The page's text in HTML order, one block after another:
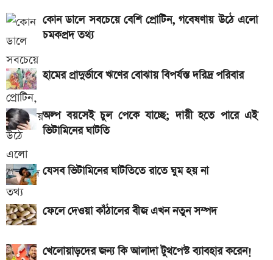
Hero Xtreme 125R V2 বাইকটি কবে আসবে
বাংলাদেশে ও দাম কত
আজকের স্বর্ণের বাজারদর: ০৭ আগস্ট ২০২৬
দেশের বাজারে আজ ১৮, ২১ ও ২২ ক্যারেট একভরি সোনার
দাম
Bajaj Pulsar N160 S ও N160 SS লঞ্চ, থাকছে ৪-
ভালভ ইঞ্জিন ও TFT ডিসপ্লে
iQOO Z11-এ থাকছে ৬.৮৩ ইঞ্চির কার্ভড AMOLED
ডিসপ্লে, থাকছে সরু ফ্রেম
২০২৬ সালের প্রথম পূর্ণগ্রাস সূর্যগ্রহণ কবে, কোথা থেকে দেখা
কোন ডালে সবচেয়ে বেশি প্রোটিন, গবেষণায় উঠে এলো
চমকপ্রদ তথ্য
হামের প্রাদুর্ভাবে ঋণের বোঝায় বিপর্যস্ত দরিদ্র পরিবার
অল্প বয়সেই চুল পেকে যাচ্ছে; দায়ী হতে পারে এই
ভিটামিনের ঘাটতি
যেসব ভিটামিনের ঘাটতিতে রাতে ঘুম হয় না
ফেলে দেওয়া কাঁঠালের বীজ এখন নতুন সম্পদ
খেলোয়াড়দের জন্য কি আলাদা টুথপেস্ট ব্যাবহার করেন!